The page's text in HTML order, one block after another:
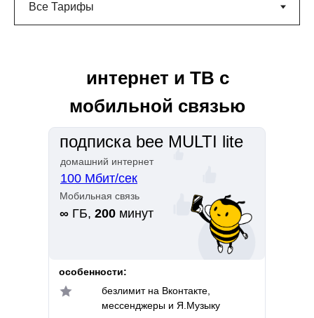
интернет и ТВ с
мобильной связью
подписка bee MULTI lite
домашний интернет
Мобильная связь
100 Мбит/сек
∞ ГБ, 200 минут
безлимит на Вконтакте,
мессенджеры и Я.Музыку
особенности: